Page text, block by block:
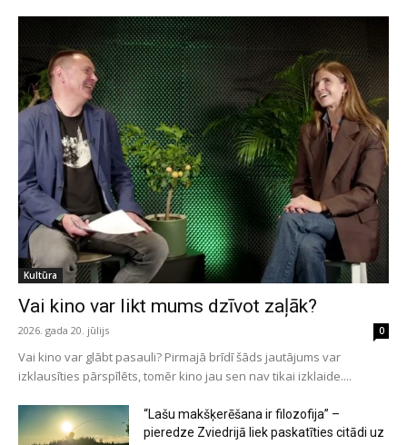
Kultūra
Vai kino var likt mums dzīvot zaļāk?
2026. gada 20. jūlijs 0
Vai kino var glābt pasauli? Pirmajā brīdī šāds jautājums var
izklausīties pārspīlēts, tomēr kino jau sen nav tikai izklaide....
“Lašu makšķerēšana ir filozofija” –
pieredze Zviedrijā liek paskatīties citādi uz